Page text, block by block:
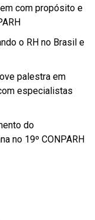
com propósito e
o RH no Brasil e
palestra em
especialistas
do
no 19º CONPARH